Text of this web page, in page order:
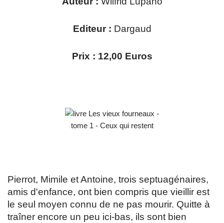
Editeur : Dargaud
Prix : 12,00 Euros
Pierrot, Mimile et Antoine, trois septuagénaires,
amis d'enfance, ont bien compris que vieillir est
le seul moyen connu de ne pas mourir. Quitte à
traîner encore un peu ici-bas, ils sont bien